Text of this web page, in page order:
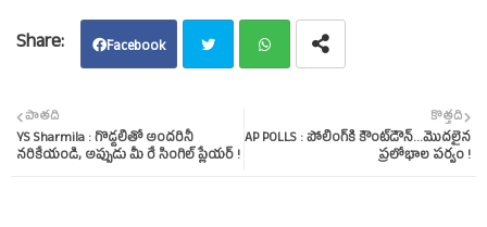
Facebook
ter tsap
కొత్తది
AP POLLS : పోలింగ్‌కి కౌంట్‌డౌన్‌...మొదలైన
ప్రలోభాల పర్వం !
పాతది
YS Sharmila : గొడ్డలితో అందరినీ
నరికేయండి, అప్పుడు మీ రే సింగిల్‌ ప్లేయర్‌ !